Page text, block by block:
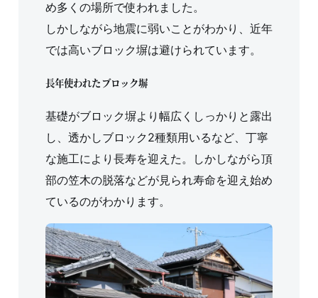
め多くの場所で使われました。
しかしながら地震に弱いことがわかり、近年
では高いブロック塀は避けられています。
長年使われたブロック塀
基礎がブロック塀より幅広くしっかりと露出
し、透かしブロック2種類用いるなど、丁寧
な施工により長寿を迎えた。しかしながら頂
部の笠木の脱落などが見られ寿命を迎え始め
ているのがわかります。